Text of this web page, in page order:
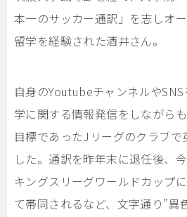
本一のサッカー通訳」を志しオ
留学を経験された酒井さん。
自身のYoutubeチャンネルや
学に関する情報発信をしながら
目標であったJリーグのクラブ
した。通訳を昨年末に退任後、
キングスリーグワールドカップ
て帯同されるなど、文字通り”異